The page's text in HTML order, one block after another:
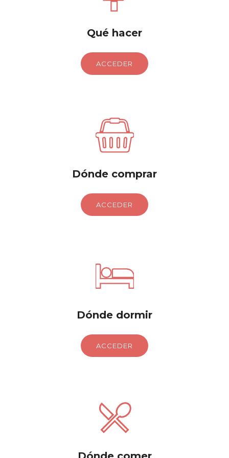
Qué hacer
ACCEDER
Dónde comprar
ACCEDER
Dónde dormir
ACCEDER